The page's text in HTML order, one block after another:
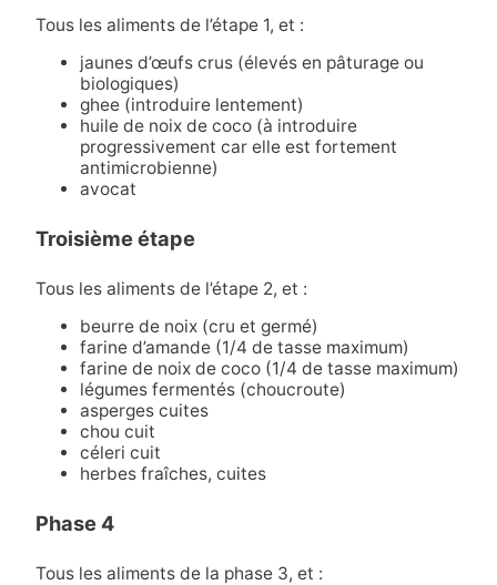
Tous les aliments de l’étape 1, et :
jaunes d’œufs crus (élevés en pâturage ou
biologiques)
ghee (introduire lentement)
huile de noix de coco (à introduire
progressivement car elle est fortement
antimicrobienne)
avocat
Troisième étape
Tous les aliments de l’étape 2, et :
beurre de noix (cru et germé)
farine d’amande (1/4 de tasse maximum)
farine de noix de coco (1/4 de tasse maximum)
légumes fermentés (choucroute)
asperges cuites
chou cuit
céleri cuit
herbes fraîches, cuites
Phase 4
Tous les aliments de la phase 3, et :